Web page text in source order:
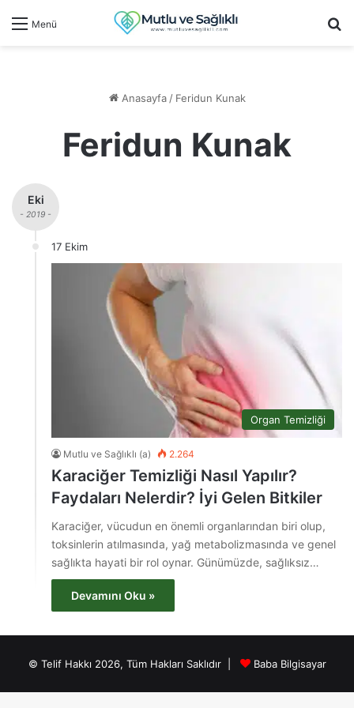
Menü
Anasayfa / Feridun Kunak
Feridun Kunak
Eki
- 2019 -
17 Ekim
Organ Temizliği
Mutlu ve Sağlıklı (a) 2.264
Karaciğer Temizliği Nasıl Yapılır?
Faydaları Nelerdir? İyi Gelen Bitkiler
Karaciğer, vücudun en önemli organlarından biri olup,
toksinlerin atılmasında, yağ metabolizmasında ve genel
sağlıkta hayati bir rol oynar. Günümüzde, sağlıksız…
Devamını Oku »
© Telif Hakkı 2026, Tüm Hakları Saklıdır | Baba Bilgisayar